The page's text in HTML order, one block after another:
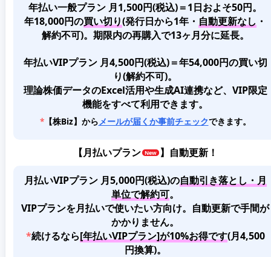
年払い一般プラン 月1,500円(税込)＝1日およそ50円。
年18,000円の買い切り(発行日から1年・ 自動更新なし ・
解約不可)。期限内の再購入で13ヶ月分に延長。
年払いVIPプラン 月4,500円(税込)＝年54,000円の買い切
り(解約不可)。
理論株価データのExcel活用や生成AI連携など、VIP限定
機能をすべて利用できます。
*【株Biz】から メールが届くか事前チェックできます。
【月払いプラン 】自動更新！
月払いVIPプラン 月5,000円(税込)の自動引き落とし・月
単位で解約可。
VIPプランを月払いで使いたい方向け。自動更新で手間が
かかりません。
*続けるなら[年払いVIPプラン]が10%お得です(月4,500
円換算)。